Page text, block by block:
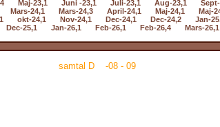
Maj-23,1 Juni -23,1 Juli-23,1 Aug-23,1
Mars-24,1 Mars-24,3 April-24,1 Maj-24,1 Maj-
okt-24,1 Nov-24,1 Dec-24,1 Dec-24,2 Jan-
Dec-25,1 Jan-26,1 Feb-26,1 Feb-26,4 Mars-26,1
samtal D -08 - 09